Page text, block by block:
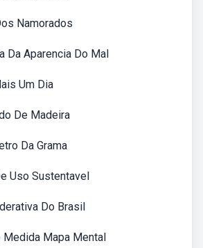
Namorados
Da Aparencia Do Mal
Um Dia
De Madeira
Da Grama
Uso Sustentavel
Do Brasil
Medida Mapa Mental